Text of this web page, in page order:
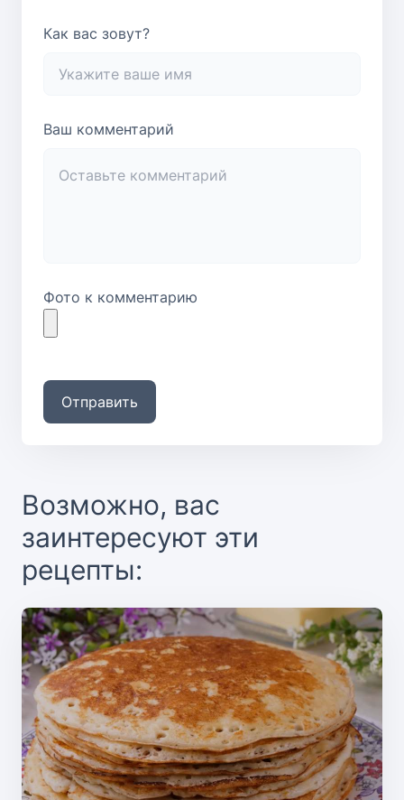
Как вас зовут?
Ваш комментарий
Фото к комментарию
Отправить
Возможно, вас
заинтересуют эти
рецепты: